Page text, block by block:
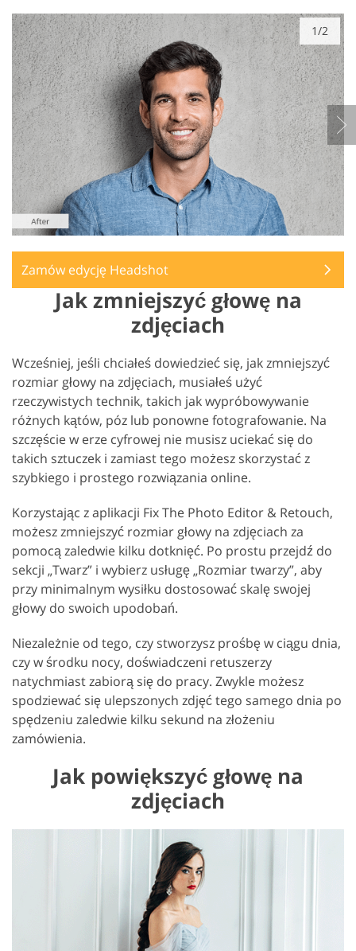
1/2
Zamów edycję Headshot
Jak zmniejszyć głowę na
zdjęciach
Wcześniej, jeśli chciałeś dowiedzieć się, jak zmniejszyć
rozmiar głowy na zdjęciach, musiałeś użyć
rzeczywistych technik, takich jak wypróbowywanie
różnych kątów, póz lub ponowne fotografowanie. Na
szczęście w erze cyfrowej nie musisz uciekać się do
takich sztuczek i zamiast tego możesz skorzystać z
szybkiego i prostego rozwiązania online.
Korzystając z aplikacji Fix The Photo Editor & Retouch,
możesz zmniejszyć rozmiar głowy na zdjęciach za
pomocą zaledwie kilku dotknięć. Po prostu przejdź do
sekcji „Twarz” i wybierz usługę „Rozmiar twarzy”, aby
przy minimalnym wysiłku dostosować skalę swojej
głowy do swoich upodobań.
Niezależnie od tego, czy stworzysz prośbę w ciągu dnia,
czy w środku nocy, doświadczeni retuszerzy
natychmiast zabiorą się do pracy. Zwykle możesz
spodziewać się ulepszonych zdjęć tego samego dnia po
spędzeniu zaledwie kilku sekund na złożeniu
zamówienia.
Jak powiększyć głowę na
zdjęciach